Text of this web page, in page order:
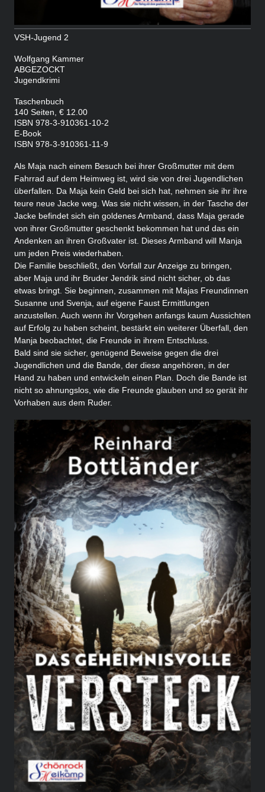
VSH-Jugend 2
Wolfgang Kammer
ABGEZOCKT
Jugendkrimi
Taschenbuch
140 Seiten, € 12.00
ISBN 978-3-910361-10-2
E-Book
ISBN 978-3-910361-11-9
Als Maja nach einem Besuch bei ihrer Großmutter mit dem
Fahrrad auf dem Heimweg ist, wird sie von drei Jugendlichen
überfallen. Da Maja kein Geld bei sich hat, nehmen sie ihr ihre
teure neue Jacke weg. Was sie nicht wissen, in der Tasche der
Jacke befindet sich ein goldenes Armband, dass Maja gerade
von ihrer Großmutter geschenkt bekommen hat und das ein
Andenken an ihren Großvater ist. Dieses Armband will Manja
um jeden Preis wiederhaben.
Die Familie beschließt, den Vorfall zur Anzeige zu bringen,
aber Maja und ihr Bruder Jendrik sind nicht sicher, ob das
etwas bringt. Sie beginnen, zusammen mit Majas Freundinnen
Susanne und Svenja, auf eigene Faust Ermittlungen
anzustellen. Auch wenn ihr Vorgehen anfangs kaum Aussichten
auf Erfolg zu haben scheint, bestärkt ein weiterer Überfall, den
Manja beobachtet, die Freunde in ihrem Entschluss.
Bald sind sie sicher, genügend Beweise gegen die drei
Jugendlichen und die Bande, der diese angehören, in der
Hand zu haben und entwickeln einen Plan. Doch die Bande ist
nicht so ahnungslos, wie die Freunde glauben und so gerät ihr
Vorhaben aus dem Ruder.